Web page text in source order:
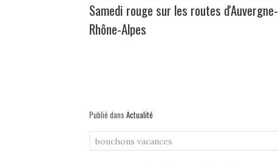
Samedi rouge sur les routes d'Auvergne-
Rhône-Alpes
Publié dans Actualité
bouchons vacances